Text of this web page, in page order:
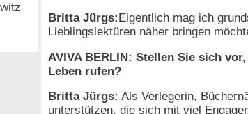
Britta Jürgs:Eigentlich mag ich
Lieblingslektüren näher bringen
AVIVA BERLIN: Stellen Sie sich
Leben rufen?
Britta Jürgs: Als Verlegerin,
unterstützen, die sich mit viel